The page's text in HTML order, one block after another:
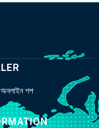
অনলাইন শপ